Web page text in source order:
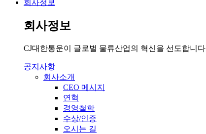
회사정보
회사정보
CJ대한통운이 글로벌 물류산업의 혁신을 선도합니다
공지사항
회사소개
CEO 메시지
연혁
경영철학
수상/인증
오시는 길